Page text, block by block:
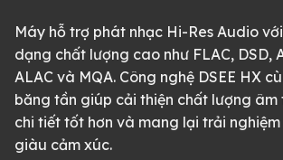
Máy hỗ trợ phát nhạc Hi-Res Audio
dạng chất lượng cao như FLAC, DSD,
ALAC và MQA. Công nghệ DSEE HX
băng tần giúp cải thiện chất lượng
chi tiết tốt hơn và mang lại trải
giàu cảm xúc.